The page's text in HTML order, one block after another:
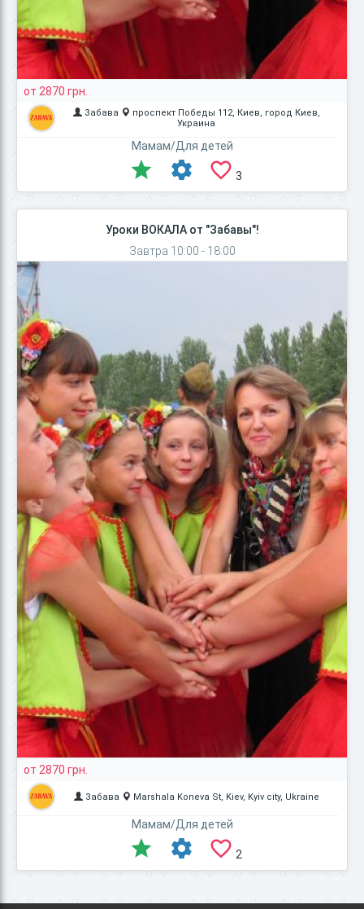
от 2870 грн.
Забава
проспект Победы 112, Киев, город Киев,
Украина
Мамам/Для детей
3
Уроки ВОКАЛА от "Забавы"!
Завтра 10:00 - 18:00
от 2870 грн.
Забава Marshala Koneva St, Kiev, Kyiv city, Ukraine
Мамам/Для детей
2